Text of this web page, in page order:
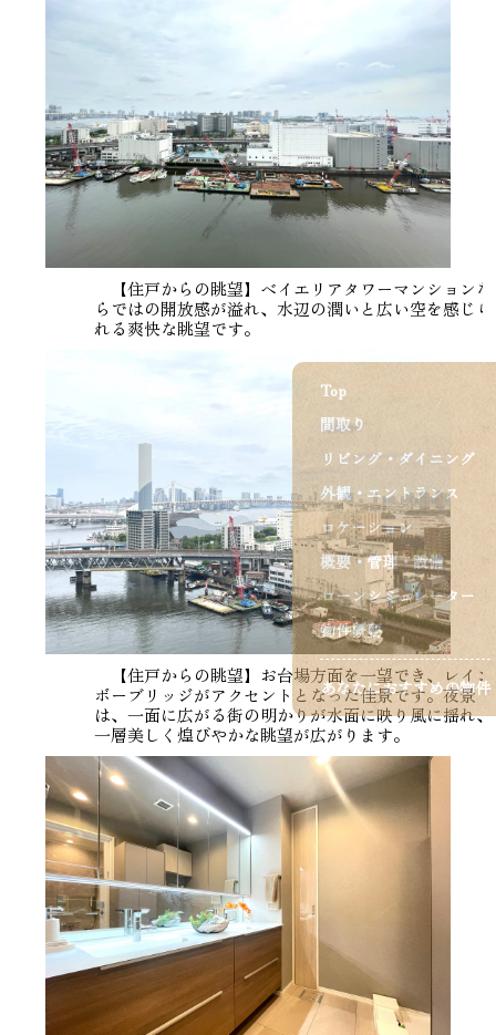
Top
間取り
リビング・ダイニング
外観・エントランス
ロケーション
概要・管理・設備
ローンシミュレーター
物件概要
あなたにおすすめの物件
【住戸からの眺望】ベイエリアタワーマンションな
らではの開放感が溢れ、水辺の潤いと広い空を感じら
れる爽快な眺望です。
【住戸からの眺望】お台場方面を一望でき、レイン
ボーブリッジがアクセントとなった佳景です。夜景
は、一面に広がる街の明かりが水面に映り風に揺れ、
一層美しく煌びやかな眺望が広がります。